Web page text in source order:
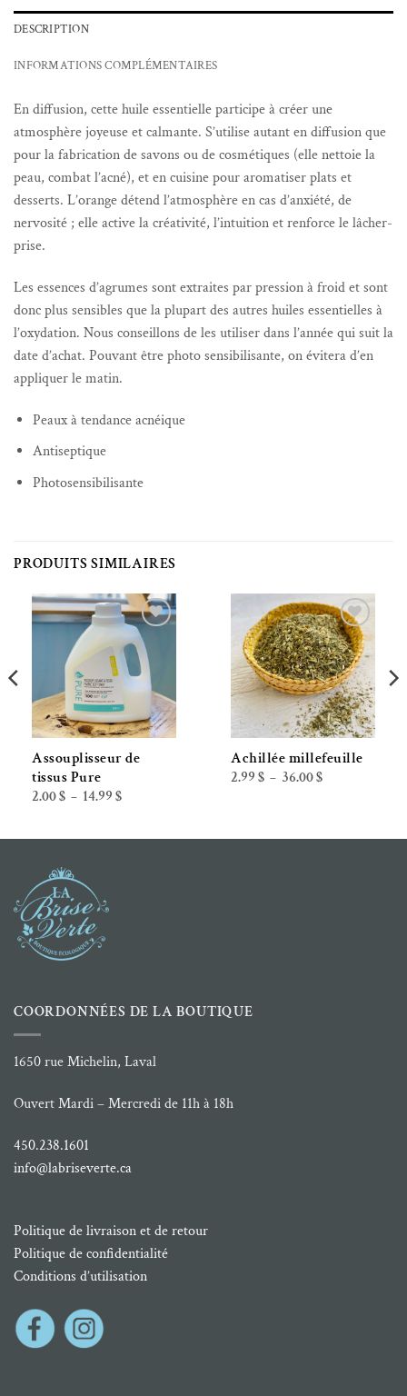
DESCRIPTION
INFORMATIONS COMPLÉMENTAIRES
En diffusion, cette huile essentielle participe à créer une
atmosphère joyeuse et calmante. S’utilise autant en diffusion que
pour la fabrication de savons ou de cosmétiques (elle nettoie la
peau, combat l’acné), et en cuisine pour aromatiser plats et
desserts. L’orange détend l’atmosphère en cas d’anxiété, de
nervosité ; elle active la créativité, l’intuition et renforce le lâcher-
prise.
Les essences d’agrumes sont extraites par pression à froid et sont
donc plus sensibles que la plupart des autres huiles essentielles à
l’oxydation. Nous conseillons de les utiliser dans l’année qui suit la
date d’achat. Pouvant être photo sensibilisante, on évitera d’en
appliquer le matin.
Peaux à tendance acnéique
Antiseptique
Photosensibilisante
PRODUITS SIMILAIRES
Ajouter à la liste de souhaits
Assouplisseur de
tissus Pure
2.00$ – 14.99 $Plage
à
Ajouter à la liste de souhaits
Achillée millefeuille
2.99 $ – 36.00$Plage
COORDONNÉES DE LA BOUTIQUE
1650 rue Michelin, Laval
Ouvert Mardi – Mercredi de 11h à 18h
450.238.1601
info@labriseverte.ca
Politique de livraison et de retour
Politique de confidentialité
Conditions d’utilisation